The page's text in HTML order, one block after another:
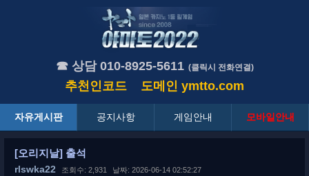
☎ 상담 010-8925-5611 (클릭시 전화연결)
추천인코드 도메인 ymtto.com
자유게시판 공지사항 게임안내 모바일안내
[오리지날] 출석
rlswka22 조회수: 2,931 날짜: 2026-06-14 02:52:27